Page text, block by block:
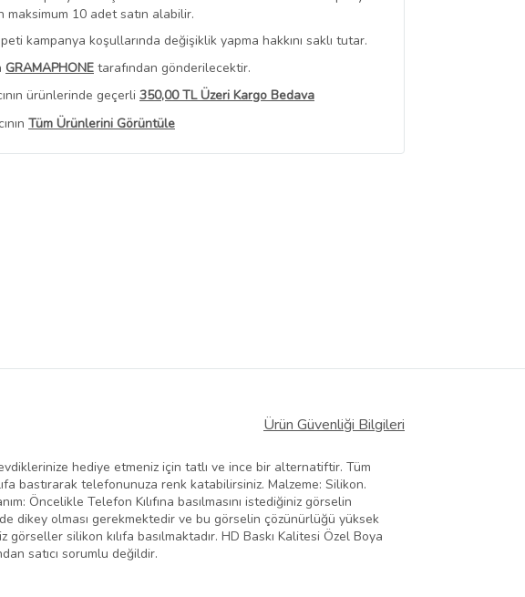
maksimum 10 adet satın alabilir.
kampanya koşullarında değişiklik yapma hakkını saklı tutar.
GRAMAPHONE tarafından gönderilecektir.
ürünlerinde geçerli 350,00 TL Üzeri Kargo Bedava
Tüm Ürünlerini Görüntüle
gördüğünüz fiyat bilgileri, satıcı tarafından
Ürün Güvenliği Bilgileri
hediye etmeniz için tatlı ve ince bir alternatiftir. Tüm
bastırarak telefonunuza renk katabilirsiniz. Malzeme: Silikon.
Öncelikle Telefon Kılıfına basılmasını istediğiniz görselin
dikey olması gerekmektedir ve bu görselin çözünürlüğü yüksek
silikon kılıfa basılmaktadır. HD Baskı Kalitesi Özel Boya
satıcı sorumlu değildir.